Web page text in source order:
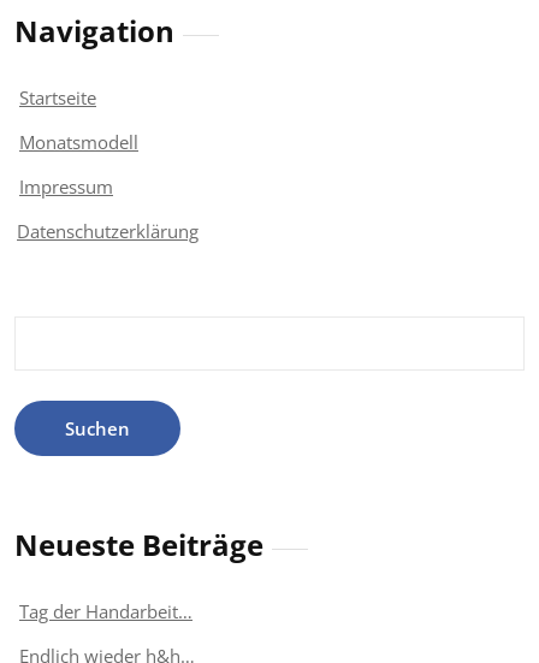
Navigation
Startseite
Monatsmodell
Impressum
Datenschutzerklärung
Neueste Beiträge
Tag der Handarbeit…
Endlich wieder h&h…